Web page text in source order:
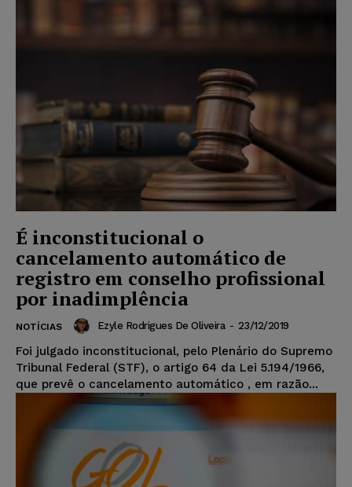
É inconstitucional o
cancelamento automático de
registro em conselho profissional
por inadimplência
NOTÍCIAS Ezyle Rodrigues De Oliveira - 23/12/2019
Foi julgado inconstitucional, pelo Plenário do Supremo
Tribunal Federal (STF), o artigo 64 da Lei 5.194/1966,
que prevê o cancelamento automático , em razão...